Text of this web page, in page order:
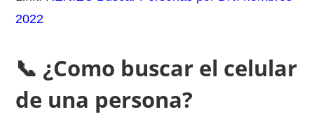
2022
📞 ¿Como buscar el celular
de una persona?